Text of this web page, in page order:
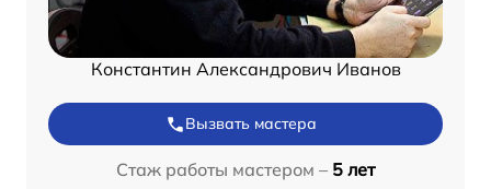
Константин Александрович Иванов
Вызвать мастера
Стаж работы мастером – 5 лет